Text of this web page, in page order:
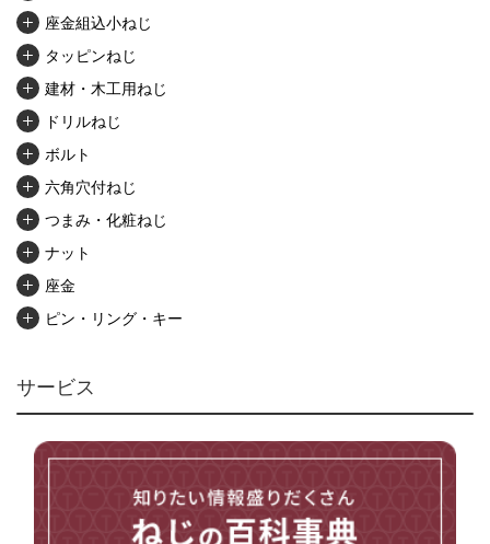
座金組込小ねじ
タッピンねじ
建材・木工用ねじ
ドリルねじ
ボルト
六角穴付ねじ
つまみ・化粧ねじ
ナット
座金
ピン・リング・キー
アンカー・プラグ
ユニファイねじ
サービス